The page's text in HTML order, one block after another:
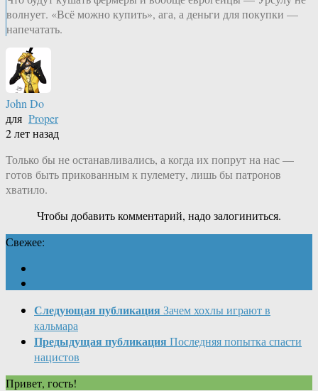
волнует. «Всё можно купить», ага, а деньги для покупки —
напечатать.
John Do
для Proper
2 лет назад
Только бы не останавливались, а когда их попрут на нас —
готов быть прикованным к пулемету, лишь бы патронов
хватило.
Чтобы добавить комментарий, надо залогиниться.
Свежее:
Следующая публикация Зачем хохлы играют в
кальмара
Предыдущая публикация Последняя попытка спасти
нацистов
Привет, гость!